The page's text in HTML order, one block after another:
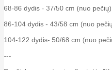
68-86 dydis - 37/50 cm (nuo
86-104 dydis - 43/58 cm (nuo
104-122 dydis- 50/68 cm (nuo
---